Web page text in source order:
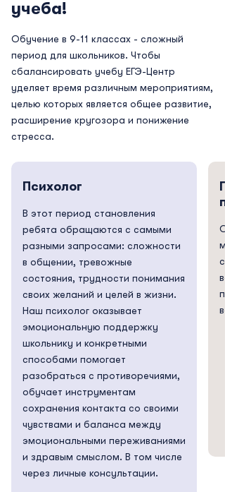
учеба!
Обучение в 9-11 классах - сложный
период для школьников. Чтобы
сбалансировать учебу ЕГЭ-Центр
уделяет время различным мероприятиям,
целью которых является общее развитие,
расширение кругозора и понижение
стресса.
Психолог
В этот период становления
ребята обращаются с самыми
разными запросами: сложности
в общении, тревожные
состояния, трудности понимания
своих желаний и целей в жизни.
Наш психолог оказывает
эмоциональную поддержку
школьнику и конкретными
способами помогает
разобраться с противоречиями,
обучает инструментам
сохранения контакта со своими
чувствами и баланса между
эмоциональными переживаниями
и здравым смыслом. В том числе
через личные консультации.